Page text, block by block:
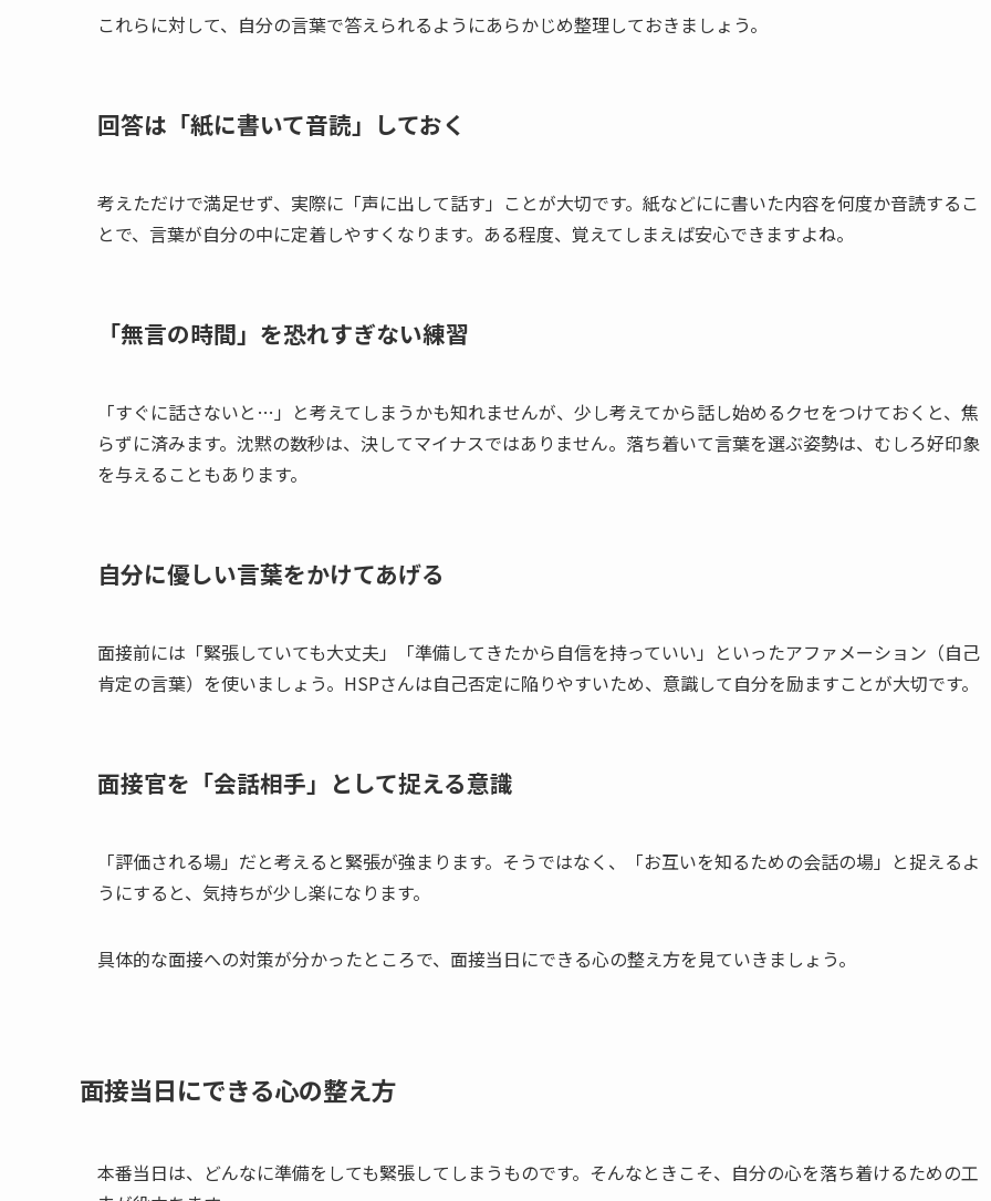
これらに対して、自分の言葉で答えられるようにあらかじめ整理しておきましょう。
回答は「紙に書いて音読」しておく
考えただけで満足せず、実際に「声に出して話す」ことが大切です。紙などにに書いた内容を何度か音読するこ
とで、言葉が自分の中に定着しやすくなります。ある程度、覚えてしまえば安心できますよね。
「無言の時間」を恐れすぎない練習
「すぐに話さないと…」と考えてしまうかも知れませんが、少し考えてから話し始めるクセをつけておくと、焦
らずに済みます。沈黙の数秒は、決してマイナスではありません。落ち着いて言葉を選ぶ姿勢は、むしろ好印象
を与えることもあります。
自分に優しい言葉をかけてあげる
面接前には「緊張していても大丈夫」「準備してきたから自信を持っていい」といったアファメーション（自己
肯定の言葉）を使いましょう。HSPさんは自己否定に陥りやすいため、意識して自分を励ますことが大切です。
面接官を「会話相手」として捉える意識
「評価される場」だと考えると緊張が強まります。そうではなく、「お互いを知るための会話の場」と捉えるよ
うにすると、気持ちが少し楽になります。
具体的な面接への対策が分かったところで、面接当日にできる心の整え方を見ていきましょう。
面接当日にできる心の整え方
本番当日は、どんなに準備をしても緊張してしまうものです。そんなときこそ、自分の心を落ち着けるための工